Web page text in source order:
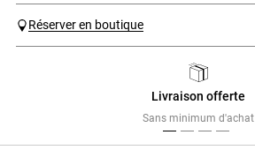
Réserver en boutique
Livraison offerte
Sans minimum d'achat